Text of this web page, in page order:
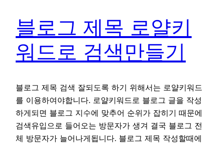
블로그 제목 로얄키
워드로 검색만들기
블로그 제목 검색 잘되도록 하기 위해서는 로얄키워드
를 이용하여야합니다. 로얄키워드로 블로그 글을 작성
하게되면 블로그 지수에 맞추어 순위가 잡히기 때문에
검색유입으로 들어오는 방문자가 생겨 결국 블로그 전
체 방문자가 늘어나게됩니다. 블로그 제목 작성할때에